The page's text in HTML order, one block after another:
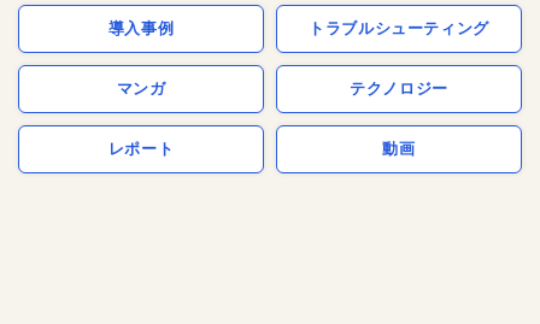
導入事例 トラブルシューティング
マンガ テクノロジー
レポート 動画